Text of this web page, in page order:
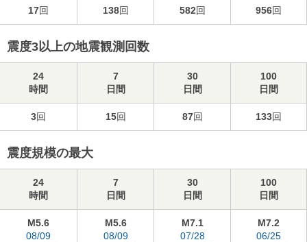
17回 138回 582回 956回
震度3以上の地震観測回数
24
時間
7
日間
30
日間
100
日間
3回 15回 87回 133回
震度規模の最大
24
時間
7
日間
30
日間
100
日間
M5.6
08/09
M5.6
08/09
M7.1
07/28
M7.2
06/25